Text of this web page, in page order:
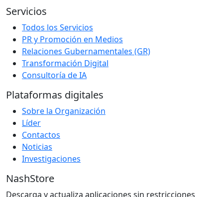
Servicios
Todos los Servicios
PR y Promoción en Medios
Relaciones Gubernamentales (GR)
Transformación Digital
Consultoría de IA
Plataformas digitales
Sobre la Organización
Líder
Contactos
Noticias
Investigaciones
NashStore
Descarga y actualiza aplicaciones sin restricciones